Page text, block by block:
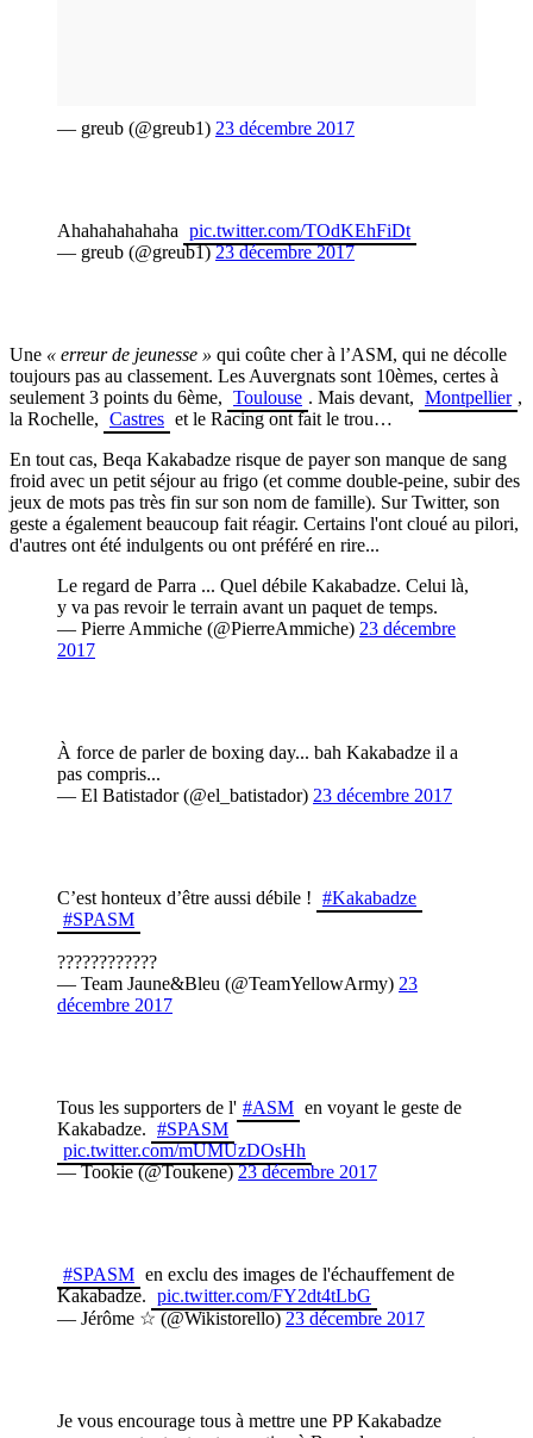
— greub (@greub1) 23 décembre 2017
Ahahahahahaha pic.twitter.com/TOdKEhFiDt
— greub (@greub1)23 décembre 2017
Une « erreur de jeunesse » qui coûte cher à l’ASM, qui ne décolle
toujours pas au classement. Les Auvergnats sont 10èmes, certes à
seulement 3 points du 6ème, Toulouse . Mais devant, Montpellier ,
la Rochelle, Castres et le Racing ont fait le trou…
En tout cas, Beqa Kakabadze risque de payer son manque de sang
froid avec un petit séjour au frigo (et comme double-peine, subir des
jeux de mots pas très fin sur son nom de famille). Sur Twitter, son
geste a également beaucoup fait réagir. Certains l'ont cloué au pilori,
d'autres ont été indulgents ou ont préféré en rire...
Le regard de Parra ... Quel débile Kakabadze. Celui là,
y va pas revoir le terrain avant un paquet de temps.
— Pierre Ammiche (@PierreAmmiche) 23 décembre
2017
À force de parler de boxing day... bah Kakabadze il a
pas compris...
— El Batistador (@el_batistador) 23 décembre 2017
C’est honteux d’être aussi débile ! #Kakabadze
#SPASM
????????????
— Team Jaune&Bleu (@TeamYellowArmy) 23
décembre 2017
Tous les supporters de l' #ASM en voyant le geste de
Kakabadze. #SPASM
pic.twitter.com/mUMUzDOsHh
— Tookie (@Toukene)23 décembre 2017
#SPASM en exclu des images de l'échauffement de
Kakabadze. pic.twitter.com/FY2dt4tLbG
— Jérôme ☆ (@Wikistorello) 23 décembre 2017
Je vous encourage tous à mettre une PP Kakabadze